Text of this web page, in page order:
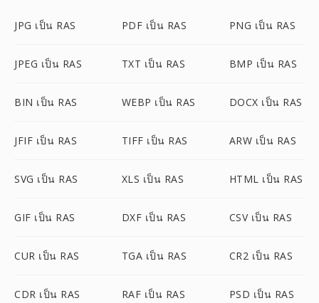
JPG เป็น RAS PDF เป็น RAS PNG เป็น RAS
JPEG เป็น RAS TXT เป็น RAS BMP เป็น RAS
BIN เป็น RAS WEBP เป็น RAS DOCX เป็น RAS
JFIF เป็น RAS TIFF เป็น RAS ARW เป็น RAS
SVG เป็น RAS XLS เป็น RAS HTML เป็น RAS
GIF เป็น RAS DXF เป็น RAS CSV เป็น RAS
CUR เป็น RAS TGA เป็น RAS CR2 เป็น RAS
CDR เป็น RAS RAF เป็น RAS PSD เป็น RAS